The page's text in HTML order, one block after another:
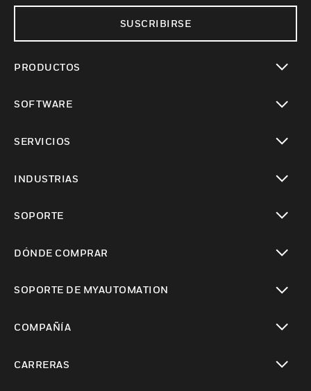
SUSCRIBIRSE
PRODUCTOS
SOFTWARE
SERVICIOS
INDUSTRIAS
SOPORTE
DÓNDE COMPRAR
SOPORTE DE MYAUTOMATION
COMPAÑÍA
CARRERAS